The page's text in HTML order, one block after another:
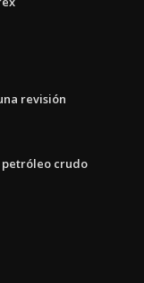
revisión
crudo